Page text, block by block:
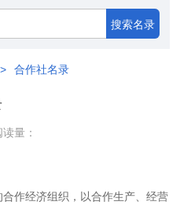
搜索名录
> 合作社名录
读量：
作经济组织，以合作生产、经营